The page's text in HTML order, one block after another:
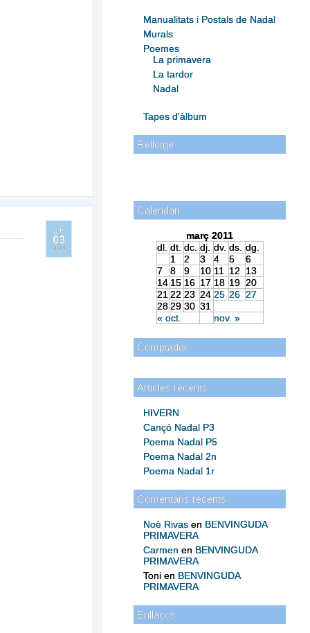
Manualitats i Postals de Nadal
Murals
Poemes
La primavera
La tardor
Nadal
Tapes d'àlbum
Rellotge
Calendari
març 2011
dl. dt. dc. dj. dv. ds. dg.
« oct. nov. »
1 2 3 4 5
6
7
8 9 10 11 12
13
14 15 16 17 18 19 20
21 22 23 24 25 26 27
28 29 30 31
Comptador
Articles recents
HIVERN
Cançó Nadal P3
Poema Nadal P5
Poema Nadal 2n
Poema Nadal 1r
Comentaris recents
Noè Rivas en BENVINGUDA
PRIMAVERA
Carmen en BENVINGUDA
PRIMAVERA
Toni en BENVINGUDA
PRIMAVERA
Enllaços
26
03
2011